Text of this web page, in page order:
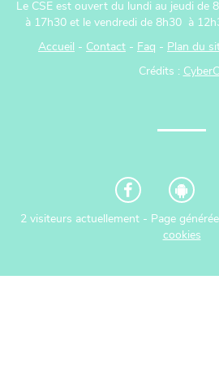
Le CSE est ouvert du lundi au jeudi de
à 17h30 et le vendredi de 8h30 à
Accueil - Contact - Faq - Plan du
Crédits :
2 visiteurs actuellement - Page
cookies